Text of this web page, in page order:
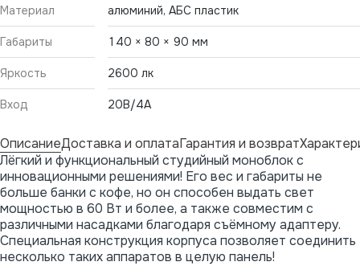
Материал алюминий, АБС пластик
Габариты 140 × 80 × 90 мм
Яркость 2600 лк
Вход 20В/4А
ОписаниеДоставка и оплатаГарантия и возврат
Лёгкий и функциональный студийный моноблок с
инновационными решениями! Его вес и габариты не
больше банки с кофе, но он способен выдать свет
мощностью в 60 Вт и более, а также совместим с
различными насадками благодаря съёмному адаптеру.
Специальная конструкция корпуса позволяет соединить
несколько таких аппаратов в целую панель!